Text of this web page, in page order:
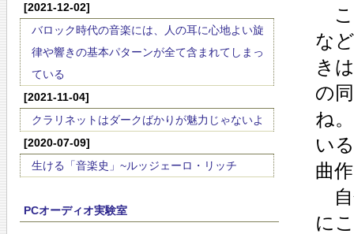
[2021-12-02]
バロック時代の音楽には、人の耳に心地よい旋
律や響きの基本パターンが全て含まれてしまっ
ている
[2021-11-04]
クラリネットはダークばかりが魅力じゃないよ
[2020-07-09]
生ける「音楽史」~ルッジェーロ・リッチ
PCオーディオ実験室
こ
な
き
の
ね
い
曲
自
に